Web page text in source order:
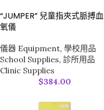
“JUMPER” 兒童指夾式脈搏血
氧儀
儀器 Equipment, 學校用品
School Supplies, 診所用品
Clinic Supplies
$384.00